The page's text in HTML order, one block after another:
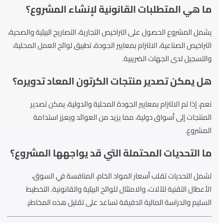
ما هي المتطلبات القانونية لإنشاء المشروع؟
يشمل المشروع الحصول على التراخيص التجارية، التصاريح البيئية والصحية،
التراخيص الصناعية، الالتزام بمعايير الجودة، تطبيق لوائح العمل المحلية،
والتسجيل لدى الجهات الضريبية.
هل يمكن تصدير منتجات الكرتون المعاد تدويره؟
نعم، إذا تم الالتزام بمعايير الجودة المحلية والدولية، يمكن تصدير
المنتجات إلى أسواق دولية، مما يزيد من العوائد ويعزز استدامة
المشروع.
ما التحديات المحتملة التي قد يواجهها المشروع؟
تشمل التحديات تقلب أسعار المواد الخام، المنافسة في السوق،
الأعطال التقنية للآلات، والامتثال للوائح البيئية والقانونية. التخطيط
السليم والدراسة المالية الدقيقة تساعد على تقليل هذه المخاطر.